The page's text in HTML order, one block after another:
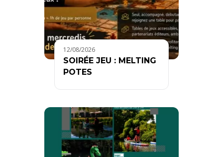
12/08/2026
SOIRÉE JEU : MELTING
POTES